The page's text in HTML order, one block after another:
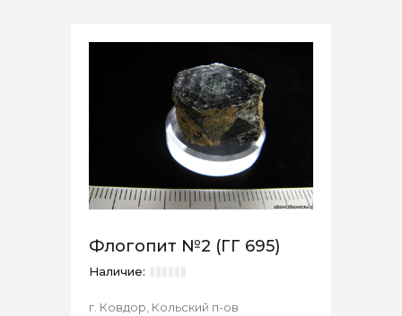
Флогопит №2 (ГГ 695)
Наличие:
г. Ковдор, Кольский п-ов